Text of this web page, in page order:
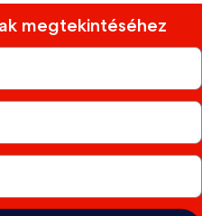
megtekintéséhez